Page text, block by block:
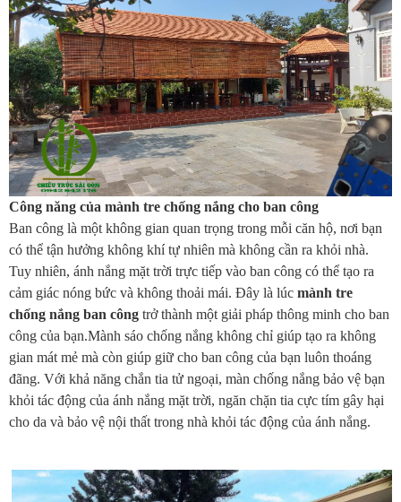
Công năng của mành tre chống nắng cho ban công
Ban công là một không gian quan trọng trong mỗi căn hộ, nơi bạn
có thể tận hưởng không khí tự nhiên mà không cần ra khỏi nhà.
Tuy nhiên, ánh nắng mặt trời trực tiếp vào ban công có thể tạo ra
cảm giác nóng bức và không thoải mái. Đây là lúc mành tre
chống nắng ban công trở thành một giải pháp thông minh cho ban
công của bạn.Mành sáo chống nắng không chỉ giúp tạo ra không
gian mát mẻ mà còn giúp giữ cho ban công của bạn luôn thoáng
đãng. Với khả năng chắn tia tử ngoại, màn chống nắng bảo vệ bạn
khỏi tác động của ánh nắng mặt trời, ngăn chặn tia cực tím gây hại
cho da và bảo vệ nội thất trong nhà khỏi tác động của ánh nắng.